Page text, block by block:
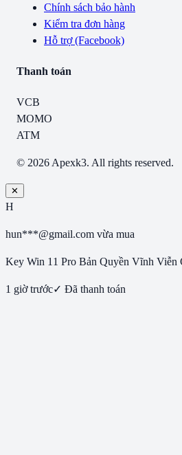
Chính sách bảo hành
Kiểm tra đơn hàng
Hỗ trợ (Facebook)
Thanh toán
VCB
MOMO
ATM
© 2026 Apexk3. All rights reserved.
✕
H
hun***@gmail.com vừa mua
Key Win 11 Pro Bản Quyền Vĩnh Viễn
1 giờ trước✓ Đã thanh toán